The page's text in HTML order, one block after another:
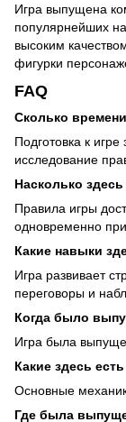
Игра выпущена
популярнейших
высоким
фигурки
FAQ
Сколько
Подготовка к
исследование
Насколько
Правила игры
одновременно
Какие навыки
Игра развивает
переговоры и
Когда было
Игра была
Какие здесь
Основные
Где была